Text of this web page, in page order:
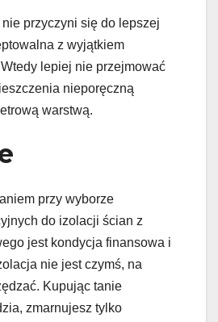
przyczyni się do lepszej
z wyjątkiem
lepiej nie przejmować
nieporęczną
warstwą.
przy wyborze
do izolacji ścian z
jest kondycja finansowa i
nie jest czymś, na
Kupując tanie
zmarnujesz tylko